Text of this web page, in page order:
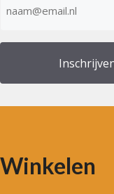
mailadres
Winkelen